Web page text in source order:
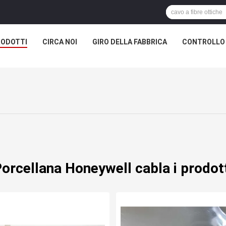
CIRCA NOI GIRO DELLA FABBRICA
Honeywell cabla i